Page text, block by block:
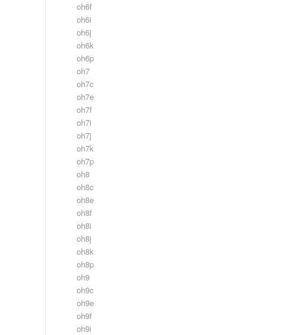
oh6f
oh6i
oh6j
oh6k
oh6p
oh7
oh7c
oh7e
oh7f
oh7i
oh7j
oh7k
oh7p
oh8
oh8c
oh8e
oh8f
oh8i
oh8j
oh8k
oh8p
oh9
oh9c
oh9e
oh9f
oh9i